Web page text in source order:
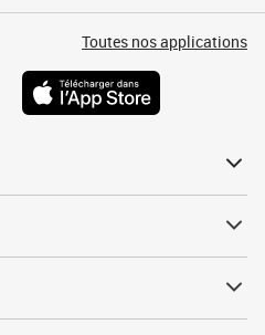
Toutes nos applications